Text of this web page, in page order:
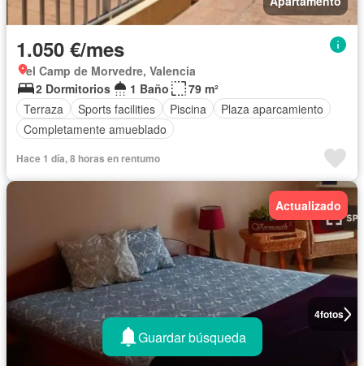
1.050 €/mes
el Camp de Morvedre, Valencia
2 Dormitorios
1 Baño
79 m²
Terraza
Sports facilities Piscina
Plaza aparcamiento
Completamente amueblado
Hace 1 día, 8 horas en rentumo
4fotos
Actualizado
Guardar búsqueda